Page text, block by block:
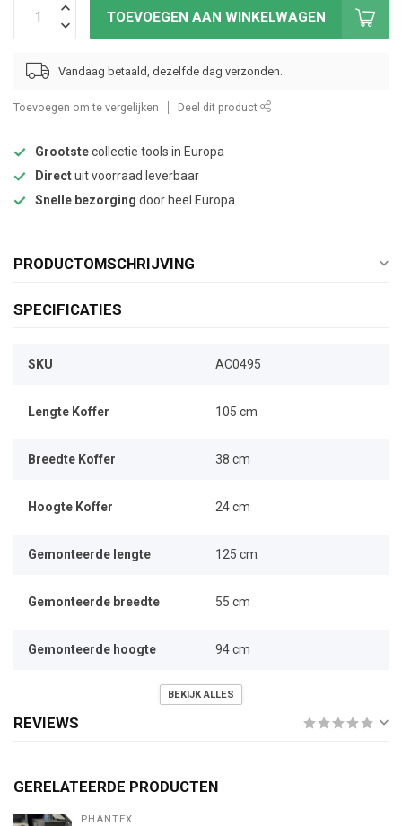
TOEVOEGEN AAN WINKELWAGEN
Vandaag betaald, dezelfde dag verzonden.
Toevoegen om te vergelijken Deel dit product
Grootstecollectie tools in Europa
Directuit voorraad leverbaar
Snelle bezorging door heel Europa
PRODUCTOMSCHRIJVING
SPECIFICATIES
SKU AC0495
Lengte Koffer 105 cm
Breedte Koffer 38 cm
Hoogte Koffer 24 cm
Gemonteerde lengte 125 cm
Gemonteerde breedte 55 cm
Gemonteerde hoogte 94 cm
BEKIJK ALLES
REVIEWS
GERELATEERDE PRODUCTEN
PHANTEX